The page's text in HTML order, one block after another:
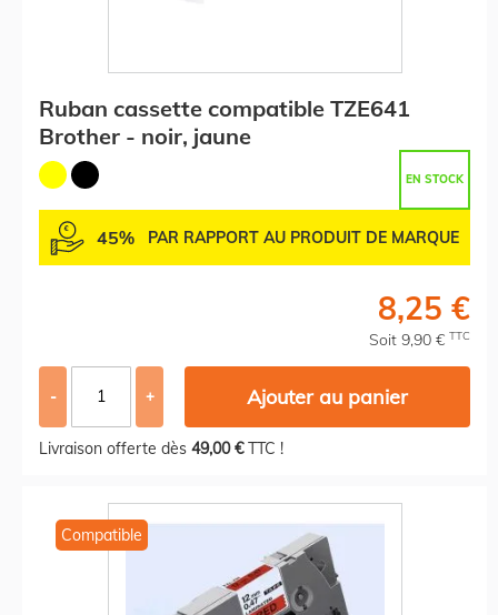
Ruban cassette compatible TZE641
Brother - noir, jaune
EN STOCK
45% PAR RAPPORT AU PRODUIT DE MARQUE
8,25 €
Soit 9,90 € TTC
- + Ajouter au panier
Livraison offerte dès 49,00 €TTC !
Compatible